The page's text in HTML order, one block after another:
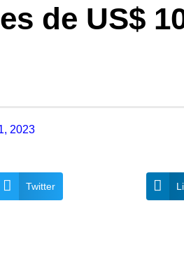
de US$
2023
Twitter